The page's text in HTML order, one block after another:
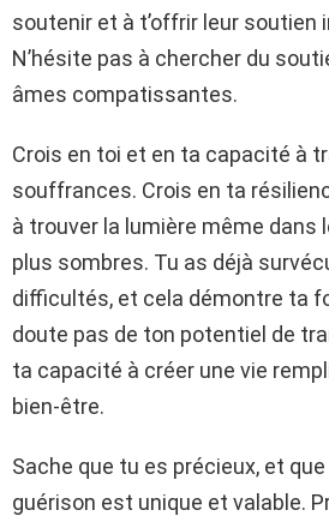
soutenir et à t’offrir leur soutien
N’hésite pas à chercher du
âmes compatissantes.
Crois en toi et en ta capacité à
souffrances. Crois en ta
à trouver la lumière même dans
plus sombres. Tu as déjà
difficultés, et cela démontre ta
doute pas de ton potentiel de
ta capacité à créer une vie
bien-être.
Sache que tu es précieux, et
guérison est unique et valable.